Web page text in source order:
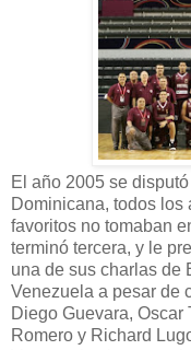
El año 2005 se
Dominicana, todos
favoritos no tomaban
terminó tercera, y le
una de sus charlas de
Venezuela a pesar de
Diego Guevara, Oscar
Romero y Richard